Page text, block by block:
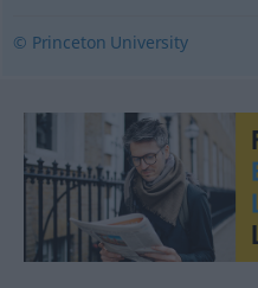
© Princeton University